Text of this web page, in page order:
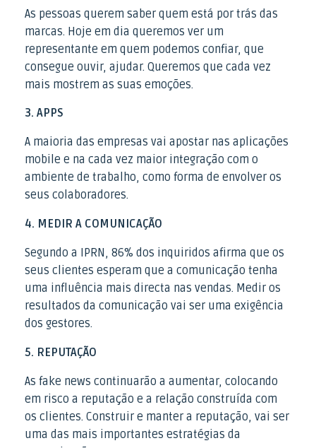
As pessoas querem saber quem está por trás das
marcas. Hoje em dia queremos ver um
representante em quem podemos confiar, que
consegue ouvir, ajudar. Queremos que cada vez
mais mostrem as suas emoções.
3. APPS
A maioria das empresas vai apostar nas aplicações
mobile e na cada vez maior integração com o
ambiente de trabalho, como forma de envolver os
seus colaboradores.
4. MEDIR A COMUNICAÇÃO
Segundo a IPRN, 86% dos inquiridos afirma que os
seus clientes esperam que a comunicação tenha
uma influência mais directa nas vendas. Medir os
resultados da comunicação vai ser uma exigência
dos gestores.
5. REPUTAÇÃO
As fake news continuarão a aumentar, colocando
em risco a reputação e a relação construída com
os clientes. Construir e manter a reputação, vai ser
uma das mais importantes estratégias da